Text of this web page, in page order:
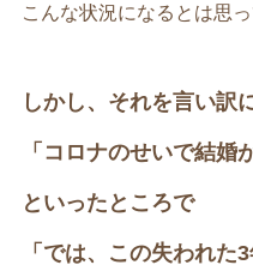
こんな状況になるとは思
しかし、それを言い訳
「コロナのせいで結婚
といったところで
「では、この失われた